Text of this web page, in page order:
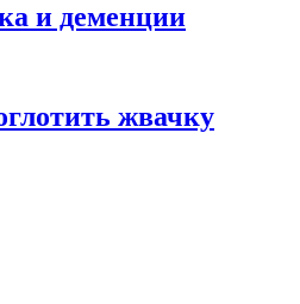
и деменции
жвачку